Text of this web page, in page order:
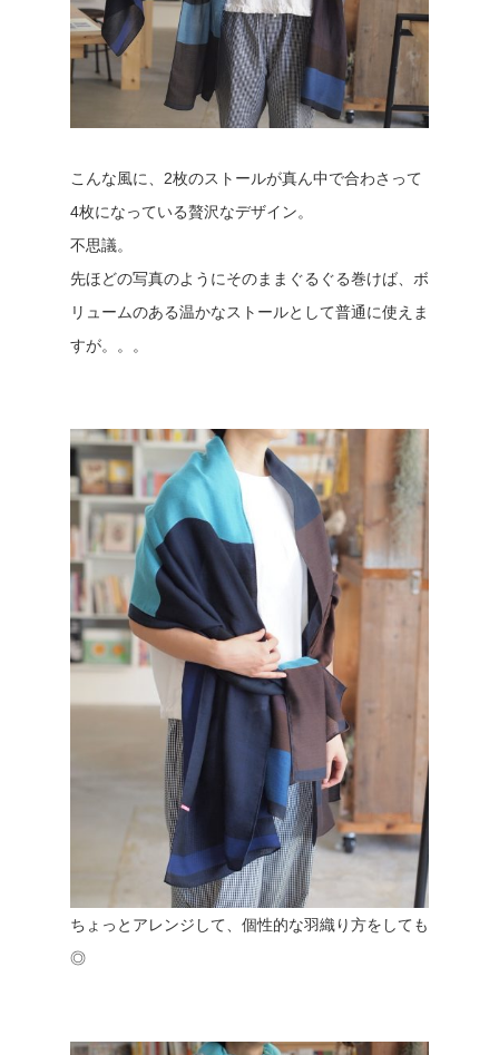
こんな風に、2枚のストールが真ん中で合わさって
4枚になっている贅沢なデザイン。
不思議。
先ほどの写真のようにそのままぐるぐる巻けば、ボ
リュームのある温かなストールとして普通に使えま
すが。。。
ちょっとアレンジして、個性的な羽織り方をしても
◎